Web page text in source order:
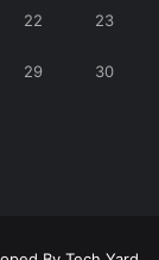
22 23
29 30